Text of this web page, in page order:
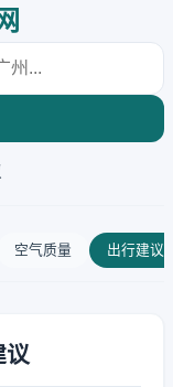
空气质量 出行建议
议